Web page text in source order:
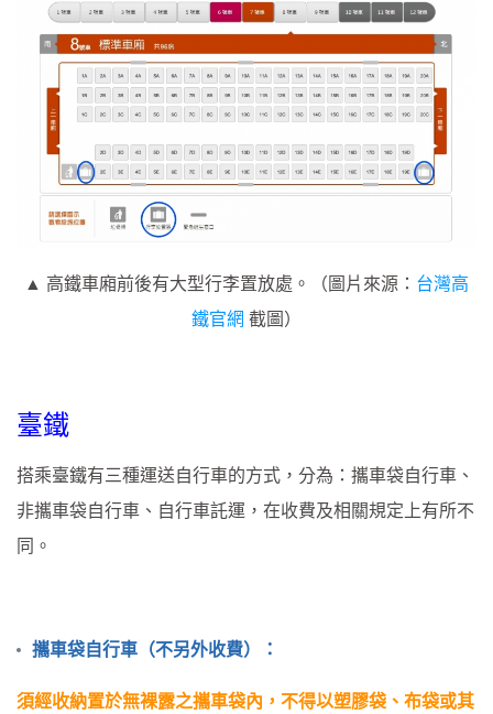
▲ 高鐵車廂前後有大型行李置放處。（圖片來源： 台灣高
鐵官網 截圖）
臺鐵
搭乘臺鐵有三種運送自行車的方式，分為：攜車袋自行車、
非攜車袋自行車、自行車託運，在收費及相關規定上有所不
同。
攜車袋自行車（不另外收費）：
須經收納置於無裸露之攜車袋內 ，不得以塑膠袋、布袋或其